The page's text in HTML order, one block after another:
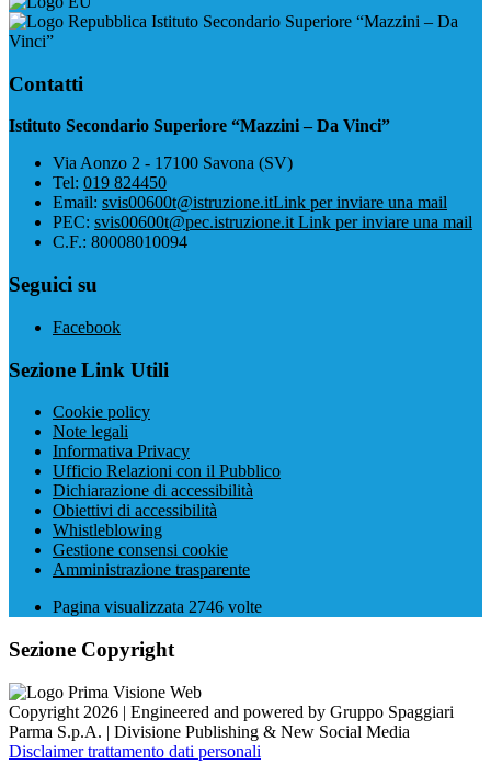
Istituto Secondario Superiore “Mazzini – Da
Vinci”
Contatti
Istituto Secondario Superiore “Mazzini – Da Vinci”
Via Aonzo 2 - 17100 Savona (SV)
Tel: 019 824450
Email: svis00600t@istruzione.itLink per inviare una mail
PEC: svis00600t@pec.istruzione.it Link per inviare una mail
C.F.: 80008010094
Seguici su
Facebook
Sezione Link Utili
Cookie policy
Note legali
Informativa Privacy
Ufficio Relazioni con il Pubblico
Dichiarazione di accessibilità
Obiettivi di accessibilità
Whistleblowing
Gestione consensi cookie
Amministrazione trasparente
Pagina visualizzata 2746 volte
Sezione Copyright
Copyright 2026 | Engineered and powered by Gruppo Spaggiari
Parma S.p.A. | Divisione Publishing & New Social Media
Disclaimer trattamento dati personali